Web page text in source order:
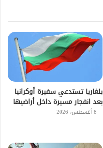
بلغاريا تستدعي سفيرة أوكرانيا
بعد انفجار مسيرة داخل أراضيها
8 أغسطس، 2026